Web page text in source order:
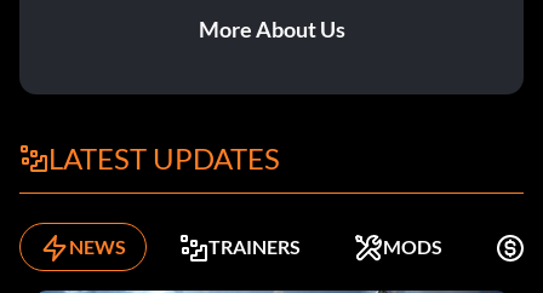
More About Us
LATEST UPDATES
NEWS TRAINERS MODS